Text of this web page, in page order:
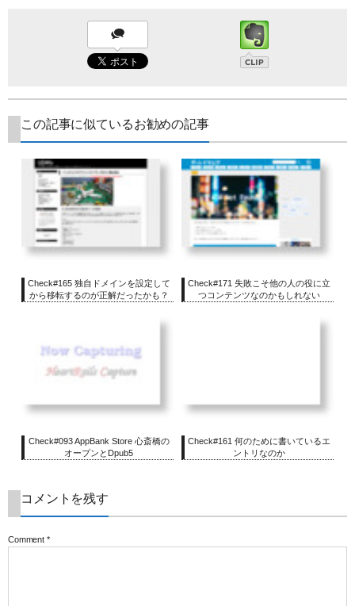
この記事に似ているお勧めの記事
Check#165 独自ドメインを設定して
から移転するのが正解だったかも？
Check#171 失敗こそ他の人の役に立
つコンテンツなのかもしれない
Check#093 AppBank Store 心斎橋の
オープンとDpub5
Check#161 何のために書いているエ
ントリなのか
コメントを残す
Comment *